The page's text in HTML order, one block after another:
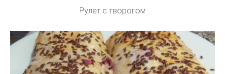
Рулет с творогом